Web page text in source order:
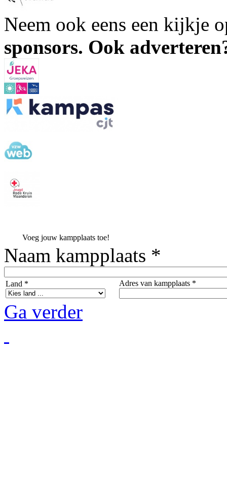
Neem ook eens een kijkje
sponsors. Ook
Voeg jouw kampplaats toe!
Naam kampplaats *
Land * Adres van kampplaats *
Ga verder